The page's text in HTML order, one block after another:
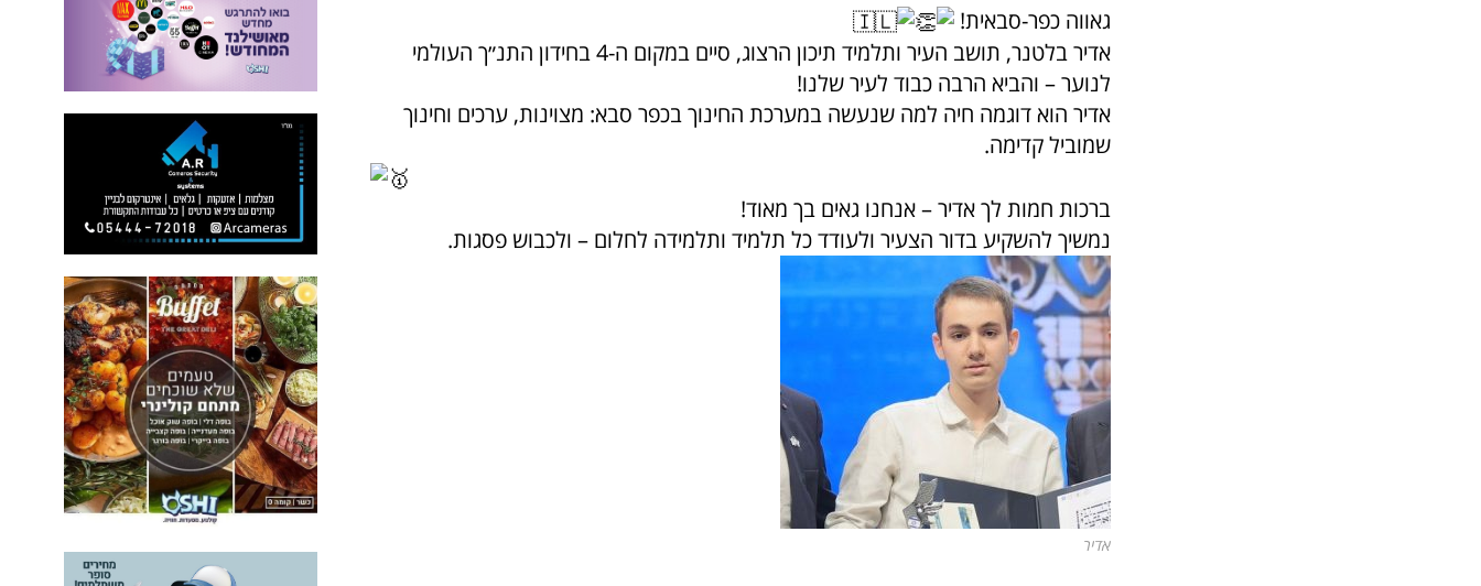
גאווה כפר-סבאית!
אדיר בלטנר, תושב העיר ותלמיד תיכון הרצוג, סיים במקום ה-4 בחידון התנ״ך העולמי
לנוער – והביא הרבה כבוד לעיר שלנו!
אדיר הוא דוגמה חיה למה שנעשה במערכת החינוך בכפר סבא: מצוינות, ערכים וחינוך
שמוביל קדימה.
ברכות חמות לך אדיר – אנחנו גאים בך מאוד!
נמשיך להשקיע בדור הצעיר ולעודד כל תלמיד ותלמידה לחלום – ולכבוש פסגות.
אדיר